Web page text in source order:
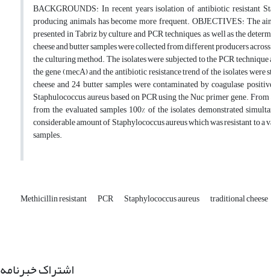
BACKGROUNDS: In recent years isolation of antibiotic resistant
producing animals has become more frequent. OBJECTIVES: The
presented in Tabriz by culture and PCR techniques, as well as the
cheese and butter samples were collected from different producers
the culturing method. The isolates were subjected to the PCR
the gene (mecA) and the antibiotic resistance trend of the isolates
cheese and 24 butter samples were contaminated by coagulase
Staphulococcus aureus based on PCR using the Nuc primer gene.
from the evaluated samples 100% of the isolates demonstrated
considerable amount of Staphylococcus aureus which was resistant to
samples.
Methicillin resistant PCR Staphylococcus aureus traditional cheese
اشتراک خبرنامه